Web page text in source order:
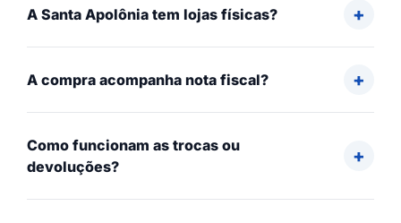
A Santa Apolônia tem lojas físicas?
A compra acompanha nota fiscal?
Como funcionam as trocas ou
devoluções?